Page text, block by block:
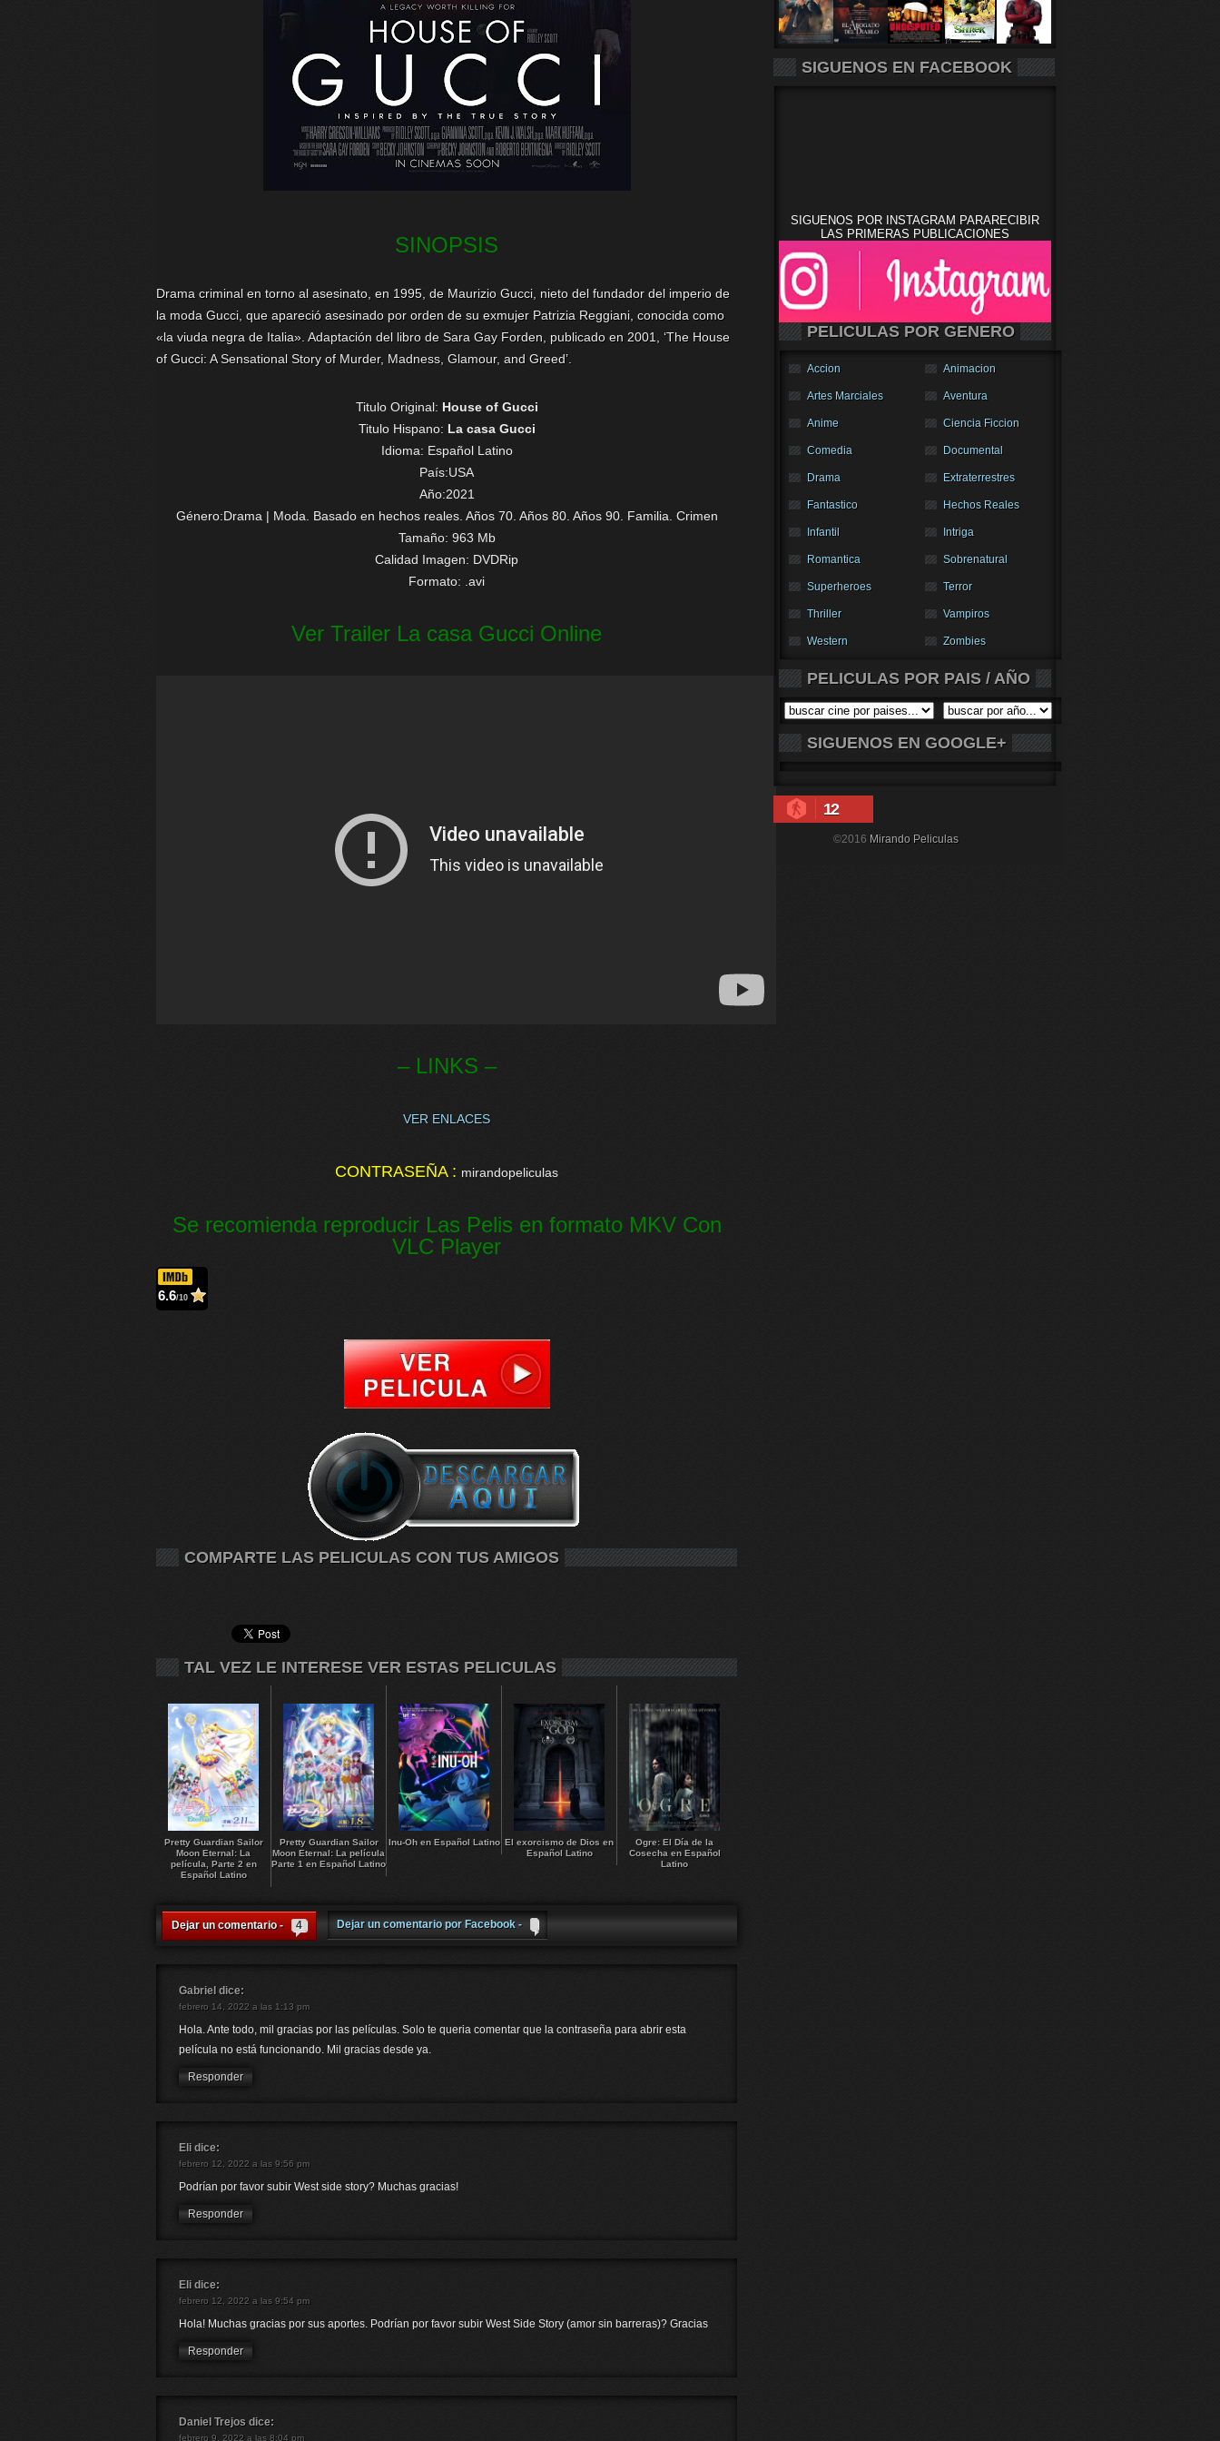
SINOPSIS
Drama criminal en torno al asesinato, en 1995, de Maurizio Gucci, nieto del fundador del imperio de
la moda Gucci, que apareció asesinado por orden de su exmujer Patrizia Reggiani, conocida como
«la viuda negra de Italia». Adaptación del libro de Sara Gay Forden, publicado en 2001, ‘The House
of Gucci: A Sensational Story of Murder, Madness, Glamour, and Greed’.
Titulo Original: House of Gucci
Titulo Hispano: La casa Gucci
Idioma: Español Latino
País:USA
Año:2021
Género:Drama | Moda. Basado en hechos reales. Años 70. Años 80. Años 90. Familia. Crimen
Tamaño: 963 Mb
Calidad Imagen: DVDRip
Formato: .avi
Ver Trailer La casa Gucci Online
– LINKS –
VER ENLACES
CONTRASEÑA : mirandopeliculas
Se recomienda reproducir Las Pelis en formato MKV Con
VLC Player
6.6/10
COMPARTE LAS PELICULAS CON TUS AMIGOS
TAL VEZ LE INTERESE VER ESTAS PELICULAS
Pretty Guardian Sailor
Moon Eternal: La
película, Parte 2 en
Español Latino
Pretty Guardian Sailor
Moon Eternal: La película
Parte 1 en Español Latino
Inu-Oh en Español Latino El exorcismo de Dios en
Español Latino
Ogre: El Día de la
Cosecha en Español
Latino
Dejar un comentario - 4 Dejar un comentario por Facebook -
Gabriel dice:
febrero 14, 2022 a las 1:13 pm
Hola. Ante todo, mil gracias por las películas. Solo te queria comentar que la contraseña para abrir esta
película no está funcionando. Mil gracias desde ya.
Responder
Eli dice:
febrero 12, 2022 a las 9:56 pm
Podrían por favor subir West side story? Muchas gracias!
Responder
Eli dice:
febrero 12, 2022 a las 9:54 pm
Hola! Muchas gracias por sus aportes. Podrían por favor subir West Side Story (amor sin barreras)? Gracias
Responder
Daniel Trejos dice:
febrero 9, 2022 a las 8:04 pm
SIGUENOS EN FACEBOOK
SIGUENOS POR INSTAGRAM PARARECIBIR
LAS PRIMERAS PUBLICACIONES
PELICULAS POR GENERO
Accion Animacion
Artes Marciales Aventura
Anime Ciencia Ficcion
Comedia Documental
Drama Extraterrestres
Fantastico Hechos Reales
Infantil Intriga
Romantica Sobrenatural
Superheroes Terror
Thriller Vampiros
Western Zombies
PELICULAS POR PAIS / AÑO
SIGUENOS EN GOOGLE+
12
©2016 Mirando Peliculas